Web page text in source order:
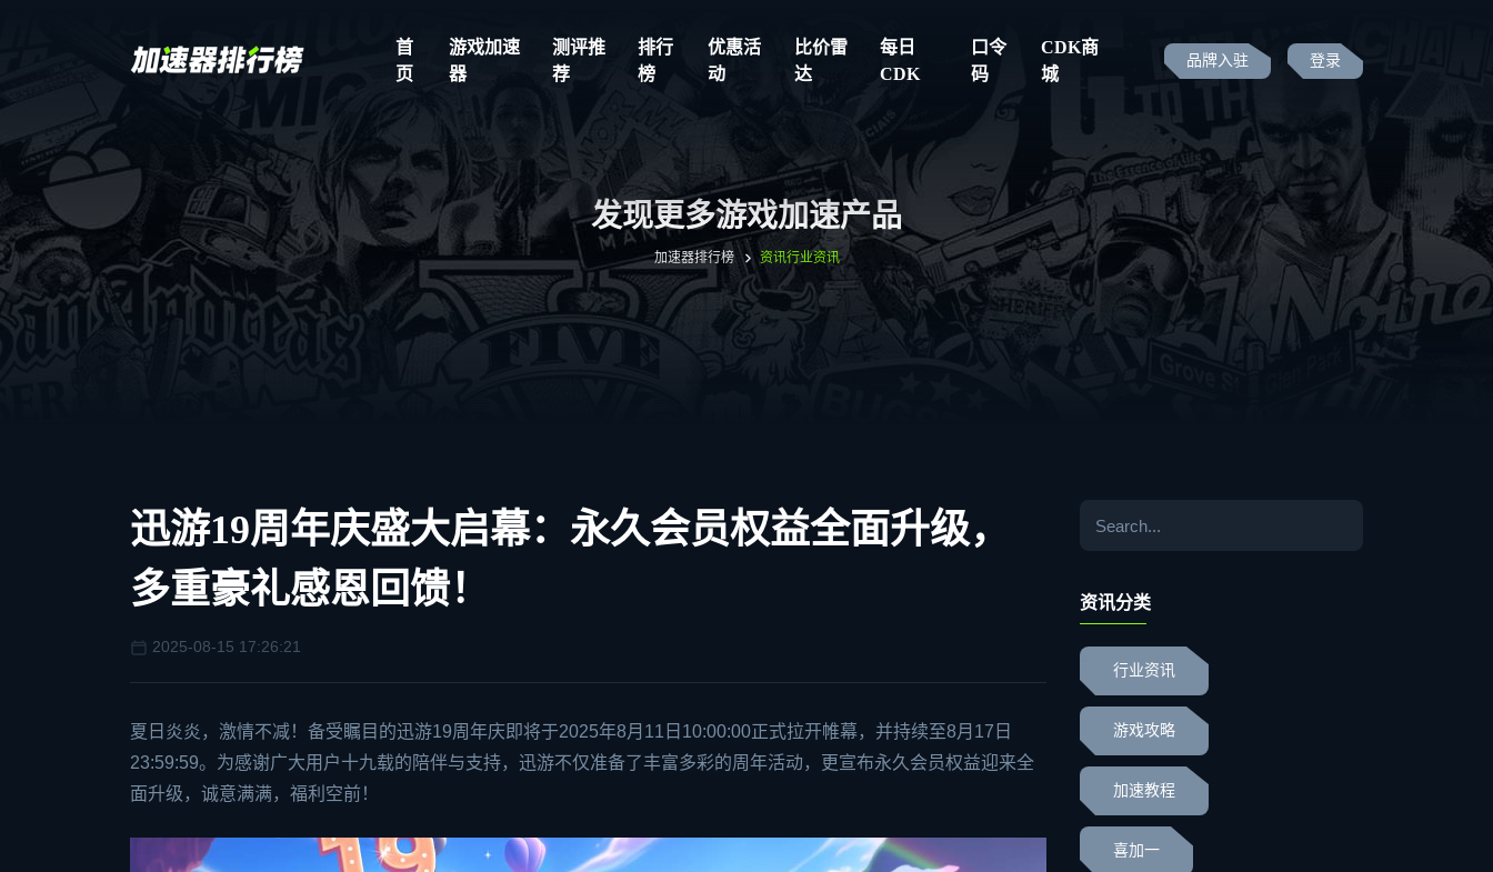
首
页
游戏加速
器
测评推
荐
排行
榜
优惠活
动
比价雷
达
每日
CDK
口令
码
CDK商
城
品牌入驻 登录
发现更多游戏加速产品
加速器排行榜 资讯行业资讯
迅游19周年庆盛大启幕：永久会员权益全面升级，
多重豪礼感恩回馈！
2025-08-15 17:26:21
夏日炎炎，激情不减！备受瞩目的迅游19周年庆即将于2025年8月11日10:00:00正式拉开帷幕，并持续至8月17日
23:59:59。为感谢广大用户十九载的陪伴与支持，迅游不仅准备了丰富多彩的周年活动，更宣布永久会员权益迎来全
面升级，诚意满满，福利空前！
资讯分类
行业资讯
游戏攻略
加速教程
喜加一